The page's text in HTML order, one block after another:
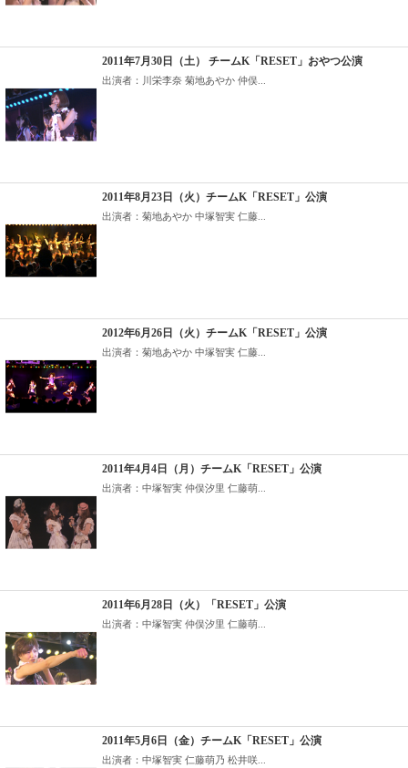
2011年7月30日（土） チームK「RESET」おやつ公演
出演者：川栄李奈 菊地あやか 仲俣...
2011年8月23日（火）チームK「RESET」公演
出演者：菊地あやか 中塚智実 仁藤...
2012年6月26日（火）チームK「RESET」公演
出演者：菊地あやか 中塚智実 仁藤...
2011年4月4日（月）チームK「RESET」公演
出演者：中塚智実 仲俣汐里 仁藤萌...
2011年6月28日（火）「RESET」公演
出演者：中塚智実 仲俣汐里 仁藤萌...
2011年5月6日（金）チームK「RESET」公演
出演者：中塚智実 仁藤萌乃 松井咲...